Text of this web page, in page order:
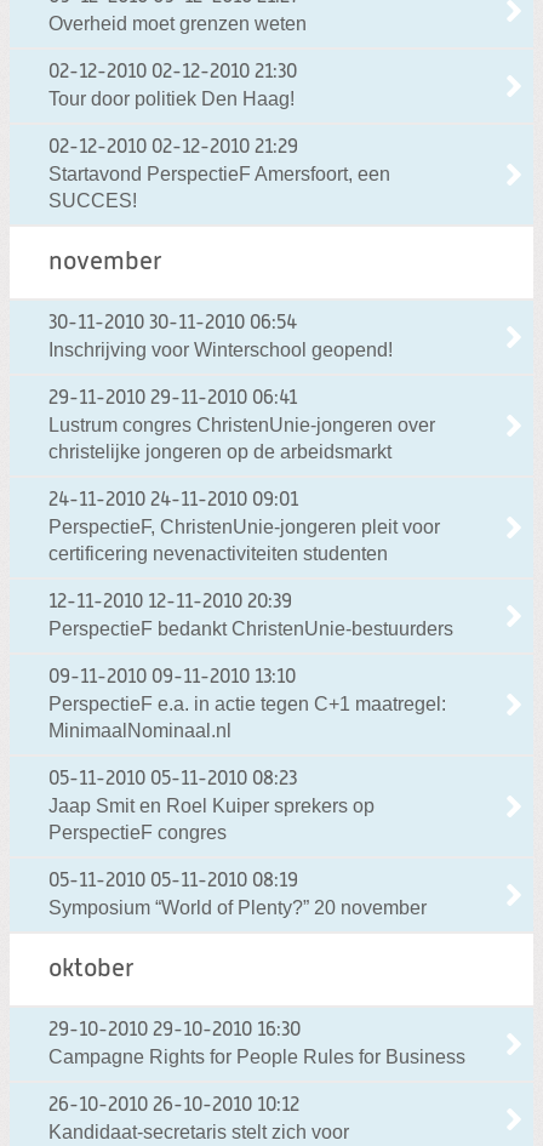
Overheid moet grenzen weten
02-12-2010 02-12-2010 21:30
Tour door politiek Den Haag!
02-12-2010 02-12-2010 21:29
Startavond PerspectieF Amersfoort, een
SUCCES!
november
30-11-2010 30-11-2010 06:54
Inschrijving voor Winterschool geopend!
29-11-2010 29-11-2010 06:41
Lustrum congres ChristenUnie-jongeren over
christelijke jongeren op de arbeidsmarkt
24-11-2010 24-11-2010 09:01
PerspectieF, ChristenUnie-jongeren pleit voor
certificering nevenactiviteiten studenten
12-11-2010 12-11-2010 20:39
PerspectieF bedankt ChristenUnie-bestuurders
09-11-2010 09-11-2010 13:10
PerspectieF e.a. in actie tegen C+1 maatregel:
MinimaalNominaal.nl
05-11-2010 05-11-2010 08:23
Jaap Smit en Roel Kuiper sprekers op
PerspectieF congres
05-11-2010 05-11-2010 08:19
Symposium “World of Plenty?” 20 november
oktober
29-10-2010 29-10-2010 16:30
Campagne Rights for People Rules for Business
26-10-2010 26-10-2010 10:12
Kandidaat-secretaris stelt zich voor